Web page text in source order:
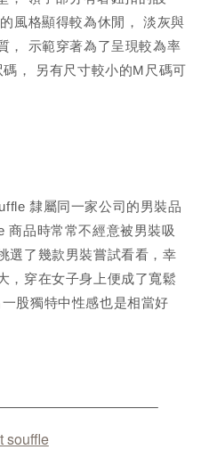
風格顯得較為休閒， 淡灰與
， 示範穿著為了呈現較為率
， 另有尺寸較小的M尺碼可
隸屬同一家公司的男裝品
商品時常常不經意被男裝吸
選了幾款男裝嘗試看看，幸
，穿在女子身上便成了寬鬆
股獨特中性感也是相當好
souffle